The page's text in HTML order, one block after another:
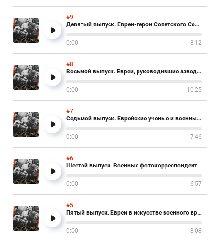
#9
Девятый выпуск. Евреи-герои Советского Союза и России
0:00 8:12
#8
Восьмой выпуск. Евреи, руководившие заводами военной техники
0:00 10:25
#7
Седьмой выпуск. Еврейские ученые и военные инженеры
0:00 7:46
#6
Шестой выпуск. Военные фотокорреспонденты и дикторы
0:00 6:57
#5
Пятый выпуск. Евреи в искусстве военного времени
0:00 8:08